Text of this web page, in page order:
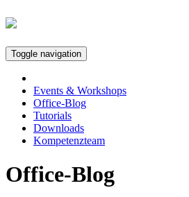
Toggle navigation
Events & Workshops
Office-Blog
Tutorials
Downloads
Kompetenzteam
Office-Blog